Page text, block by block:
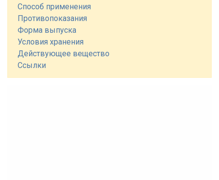
Способ применения
Противопоказания
Форма выпуска
Условия хранения
Действующее вещество
Ссылки